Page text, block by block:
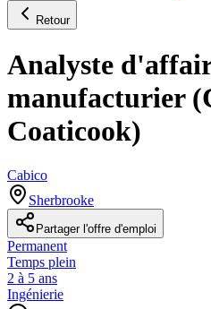
Retour
Analyste
manufacturier
Coaticook)
Cabico
Sherbrooke
Partager l'offre d'emploi
Permanent
Temps plein
2 à 5 ans
Ingénierie